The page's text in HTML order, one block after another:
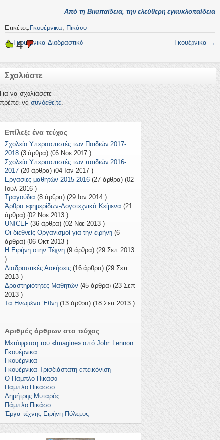
Από τη Βικιπαίδεια, την ελεύθερη εγκυκλοπαίδεια
Ετικέτες: Γκουέρνικα, Πικάσο
←Γκουέρνικα-Διαδραστικό Γκουέρνικα →
4
Σχολιάστε
Για να σχολιάσετε
πρέπει να συνδεθείτε.
Επίλεξε ένα τεύχος
Σχολεία Υπερασπιστές των Παιδιών 2017-
2018 (3 άρθρα) (06 Νοε 2017 )
Σχολεία Υπερασπιστές των παιδιών 2016-
2017 (20 άρθρα) (04 Ιαν 2017 )
Εργασίες μαθητών 2015-2016 (27 άρθρα) (02
Ιουλ 2016 )
Τραγούδια (8 άρθρα) (29 Ιαν 2014 )
Άρθρα εφημερίδων-Λογοτεχνικά Κείμενα (21
άρθρα) (02 Νοε 2013 )
UNICEF (36 άρθρα) (02 Νοε 2013 )
Οι διεθνείς Οργανισμοί για την ειρήνη (6
άρθρα) (06 Οκτ 2013 )
Η Ειρήνη στην Τέχνη (9 άρθρα) (29 Σεπ 2013
)
Διαδραστικές Ασκήσεις (16 άρθρα) (29 Σεπ
2013 )
Δραστηριότητες Μαθητών (45 άρθρα) (23 Σεπ
2013 )
Τα Ηνωμένα Έθνη (13 άρθρα) (18 Σεπ 2013 )
Αριθμός άρθρων στο τεύχος
Μετάφραση του «Imagine» από John Lennon
Γκουέρνικα
Γκουέρνικα
Γκουέρνικα-Τρισδιάστατη απεικόνιση
Ο Πάμπλο Πικάσο
Πάμπλο Πικάσσο
Δημήτρης Μυταράς
Πάμπλο Πικάσο
Έργα τέχνης Ειρήνη-Πόλεμος